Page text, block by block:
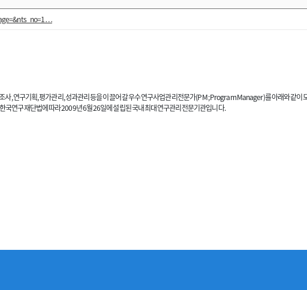
, 연구기획, 평가관리, 성과관리 등을 이끌어 갈 우수 연구사업관리전문가(PM ; Program Manager)를 아래와 같이
연구재단법에 따라 2009년 6월 26일에 설립된 국내 최대 연구관리전문기관입니다.